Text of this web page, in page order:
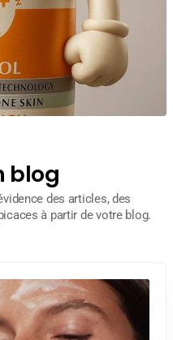
blog
des articles, des
à partir de votre blog.